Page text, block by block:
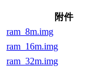
附件
ram_8m.img
ram_16m.img
ram_32m.img